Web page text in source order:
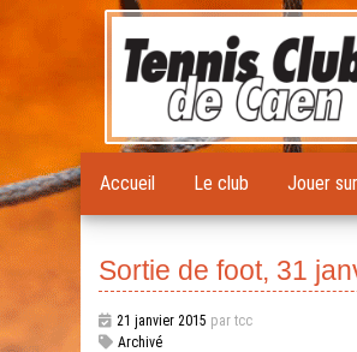
Accueil Le club Jouer
Sortie de foot, 31
21 janvier 2015 par tcc
Archivé